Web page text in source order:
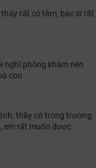
rất có tâm, bác sĩ rất
nghĩ phòng khám nên
con
thầy cô trong trường
em rất muốn được